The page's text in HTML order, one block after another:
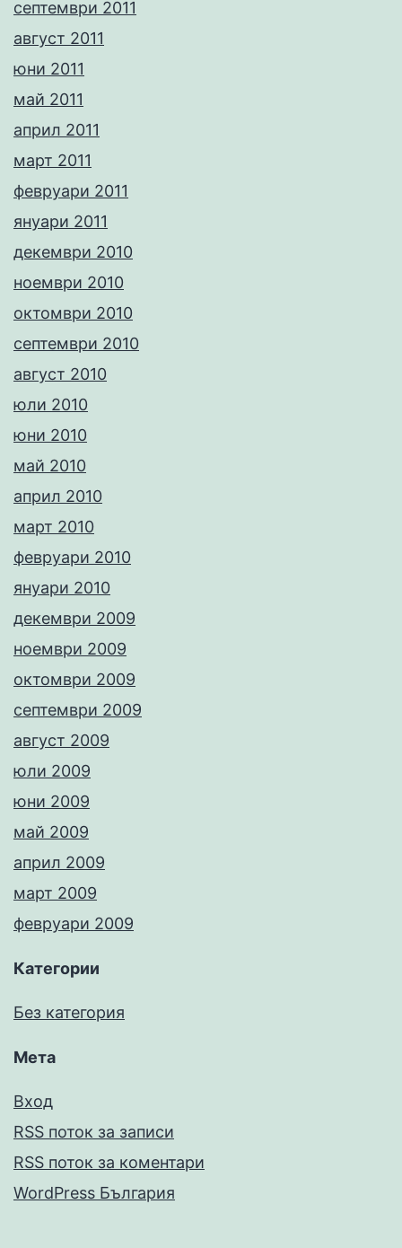
септември 2011
август 2011
юни 2011
май 2011
април 2011
март 2011
февруари 2011
януари 2011
декември 2010
ноември 2010
октомври 2010
септември 2010
август 2010
юли 2010
юни 2010
май 2010
април 2010
март 2010
февруари 2010
януари 2010
декември 2009
ноември 2009
октомври 2009
септември 2009
август 2009
юли 2009
юни 2009
май 2009
април 2009
март 2009
февруари 2009
Категории
Без категория
Мета
Вход
RSS поток за записи
RSS поток за коментари
WordPress България